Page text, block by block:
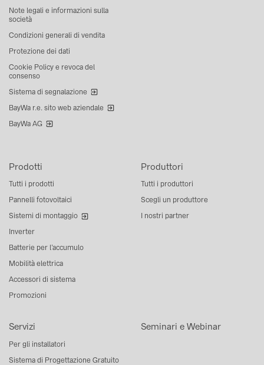
Prodotti
Tutti i prodotti
Pannelli fotovoltaici
Sistemi di montaggio
Inverter
Batterie per l’accumulo
Mobilità elettrica
Accessori di sistema
Promozioni
Produttori
Tutti i produttori
Scegli un produttore
I nostri partner
Servizi
Per gli installatori
Sistema di Progettazione Gratuito
Seminari e Webinar
Note legali e informazioni sulla
società
Condizioni generali di vendita
Protezione dei dati
Cookie Policy e revoca del
consenso
Sistema di segnalazione
BayWa r.e. sito web aziendale
BayWa AG